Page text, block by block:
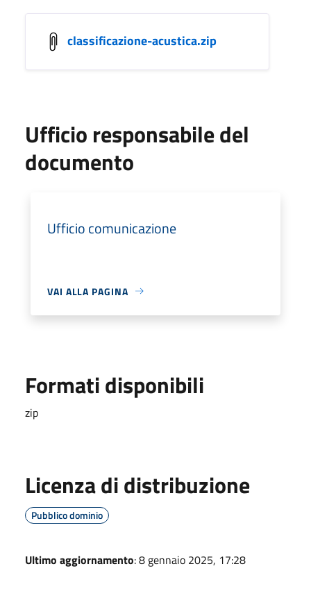
classificazione-acustica.zip
Ufficio responsabile del
documento
Ufficio comunicazione
VAI ALLA PAGINA
Formati disponibili
zip
Licenza di distribuzione
Pubblico dominio
Ultimo aggiornamento: 8 gennaio 2025, 17:28